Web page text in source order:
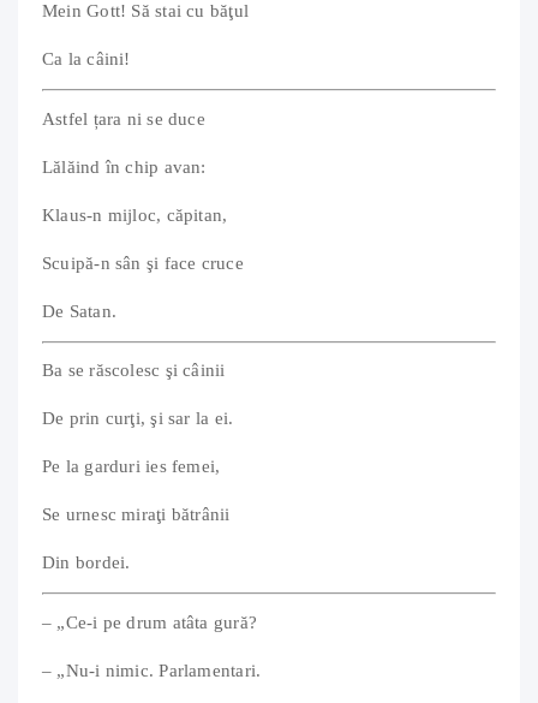
Mein Gott! Să stai cu băţul
Ca la câini!
Astfel țara ni se duce
Lălăind în chip avan:
Klaus-n mijloc, căpitan,
Scuipă-n sân şi face cruce
De Satan.
Ba se răscolesc şi câinii
De prin curţi, şi sar la ei.
Pe la garduri ies femei,
Se urnesc miraţi bătrânii
Din bordei.
– „Ce-i pe drum atâta gură?
– „Nu-i nimic. Parlamentari.